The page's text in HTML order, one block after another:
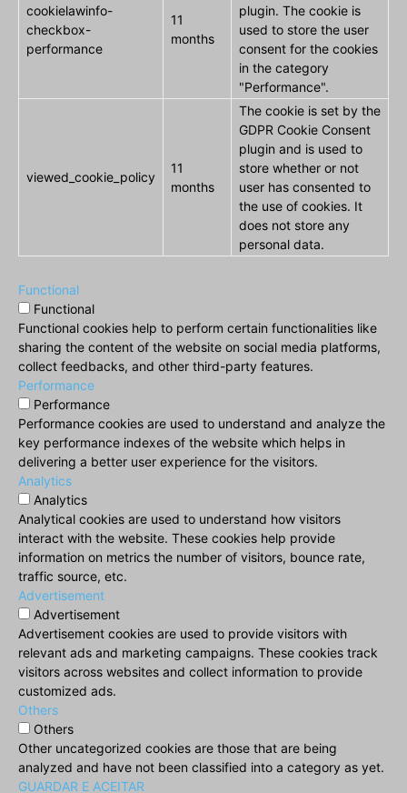
cookielawinfo-
checkbox-
performance
11
months
plugin. The cookie is
used to store the user
consent for the cookies
in the category
"Performance".
viewed_cookie_policy
11
months
The cookie is set by the
GDPR Cookie Consent
plugin and is used to
store whether or not
user has consented to
the use of cookies. It
does not store any
personal data.
Functional
Functional
Functional cookies help to perform certain functionalities like
sharing the content of the website on social media platforms,
collect feedbacks, and other third-party features.
Performance
Performance
Performance cookies are used to understand and analyze the
key performance indexes of the website which helps in
delivering a better user experience for the visitors.
Analytics
Analytics
Analytical cookies are used to understand how visitors
interact with the website. These cookies help provide
information on metrics the number of visitors, bounce rate,
traffic source, etc.
Advertisement
Advertisement
Advertisement cookies are used to provide visitors with
relevant ads and marketing campaigns. These cookies track
visitors across websites and collect information to provide
customized ads.
Others
Others
Other uncategorized cookies are those that are being
analyzed and have not been classified into a category as yet.
GUARDAR E ACEITAR